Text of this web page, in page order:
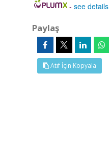
-see details
Paylaş
Atıf İçin Kopyala